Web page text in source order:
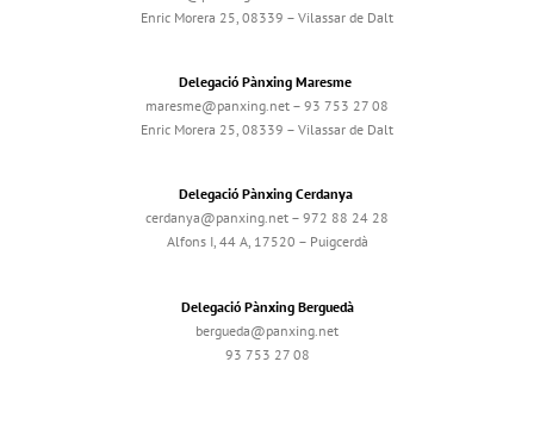
Enric Morera 25, 08339 – Vilassar de Dalt
Delegació Pànxing Maresme
maresme@panxing.net – 93 753 27 08
Enric Morera 25, 08339 – Vilassar de Dalt
Delegació Pànxing Cerdanya
cerdanya@panxing.net – 972 88 24 28
Alfons I, 44 A, 17520 – Puigcerdà
Delegació Pànxing Berguedà
bergueda@panxing.net
93 753 27 08